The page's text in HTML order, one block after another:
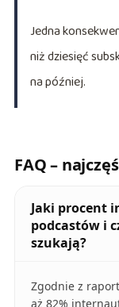
Jedna
niż dziesięć
na później.
FAQ –
Jaki procent
podcastów i
szukają?
Zgodnie z
aż 82%